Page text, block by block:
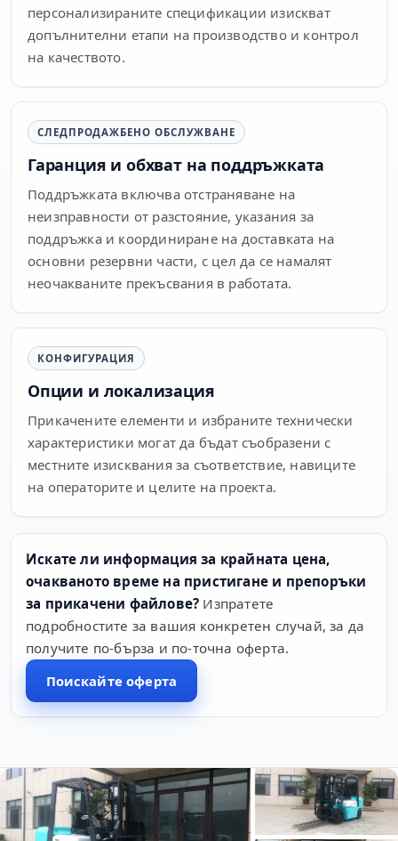
персонализираните спецификации изискват
допълнителни етапи на производство и контрол
на качеството.
СЛЕДПРОДАЖБЕНО ОБСЛУЖВАНЕ
Гаранция и обхват на поддръжката
Поддръжката включва отстраняване на
неизправности от разстояние, указания за
поддръжка и координиране на доставката на
основни резервни части, с цел да се намалят
неочакваните прекъсвания в работата.
КОНФИГУРАЦИЯ
Опции и локализация
Прикачените елементи и избраните технически
характеристики могат да бъдат съобразени с
местните изисквания за съответствие, навиците
на операторите и целите на проекта.
Искате ли информация за крайната цена,
очакваното време на пристигане и препоръки
за прикачени файлове? Изпратете
подробностите за вашия конкретен случай, за да
получите по-бърза и по-точна оферта.
Поискайте оферта